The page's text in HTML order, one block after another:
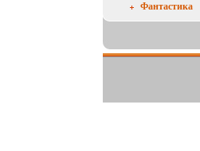
Фантастика